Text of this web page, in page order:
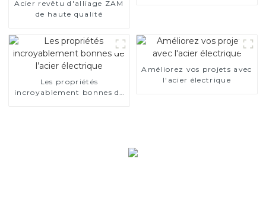
Fabricants
Acier revêtu d'alliage ZAM
de haute qualité
Les propriétés
incroyablement bonnes de
Améliorez vos projets avec
l'acier électrique